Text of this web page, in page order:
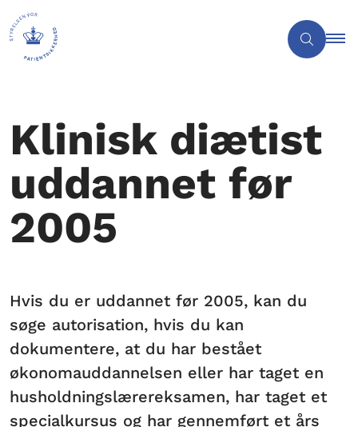
Klinisk diætist
uddannet før
2005
Hvis du er uddannet før 2005, kan du
søge autorisation, hvis du kan
dokumentere, at du har bestået
økonomauddannelsen eller har taget en
husholdningslærereksamen, har taget et
specialkursus og har gennemført et års